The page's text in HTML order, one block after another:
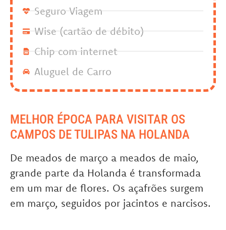
Seguro Viagem
Wise (cartão de débito)
Chip com internet
Aluguel de Carro
MELHOR ÉPOCA PARA VISITAR OS
CAMPOS DE TULIPAS NA HOLANDA
De meados de março a meados de maio,
grande parte da Holanda é transformada
em um mar de flores. Os açafrões surgem
em março, seguidos por jacintos e narcisos.